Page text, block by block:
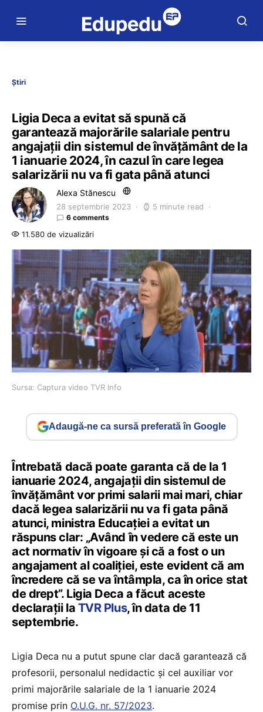
Știri
Ligia Deca a evitat să spună că
garantează majorările salariale pentru
angajații din sistemul de învățământ de la
1 ianuarie 2024, în cazul în care legea
salarizării nu va fi gata până atunci
Alexa Stănescu
28 septembrie 2023 5 minute read
6 comments
11.580 de vizualizări
Sursa: Captura video TVR Info
Adaugă-ne ca sursă preferată în Google
Întrebată dacă poate garanta că de la 1
ianuarie 2024, angajații din sistemul de
învățământ vor primi salarii mai mari, chiar
dacă legea salarizării nu va fi gata până
atunci, ministra Educației a evitat un
răspuns clar: „Având în vedere că este un
act normativ în vigoare și că a fost o un
angajament al coaliției, este evident că am
încredere că se va întâmpla, ca în orice stat
de drept”. Ligia Deca a făcut aceste
declarații la TVR Plus, în data de 11
septembrie.
Ligia Deca nu a putut spune clar dacă garantează că
profesorii, personalul nedidactic și cel auxiliar vor
primi majorările salariale de la 1 ianuarie 2024
promise prin O.U.G. nr. 57/2023.